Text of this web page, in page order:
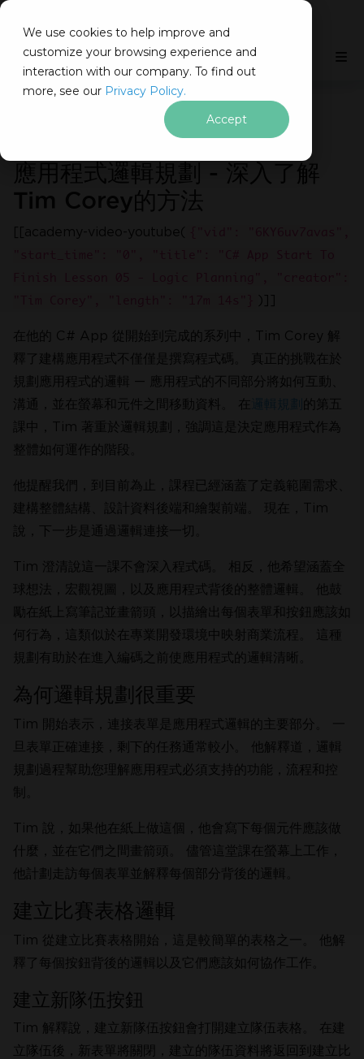
We use cookies to help improve and
customize your browsing experience and
interaction with our company. To find out
more, see our Privacy Policy.
Accept
IRONSOFTWARE
跳至頁尾內容
C# Application
課程 05 - 邏輯規劃
應用程式邏輯規劃 - 深入了解
Tim Corey的方法
[[academy-video-youtube(
)]]
在他的 C# App 從開始到完成的系列中，Tim Corey 解
釋了建構應用程式不僅僅是撰寫程式碼。 真正的挑戰在於
規劃應用程式的邏輯 — 應用程式的不同部分將如何互動、
溝通，並在螢幕和元件之間移動資料。 在
的第五
課中，Tim 著重於邏輯規劃，強調這是決定應用程式作為
整體如何運作的階段。
他提醒我們，到目前為止，課程已經涵蓋了定義範圍需求、
建構整體結構、設計資料後端和繪製前端。 現在，Tim
說，下一步是通過邏輯連接一切。
Tim 澄清說這一課不會深入程式碼。 相反，他希望涵蓋全
球想法，宏觀視圖，以及應用程式背後的整體邏輯。 他鼓
勵在紙上寫筆記並畫箭頭，以描繪出每個表單和按鈕應該如
何行為，這類似於在專業開發環境中映射商業流程。 這種
規劃有助於在進入編碼之前使應用程式的邏輯清晰。
為何邏輯規劃很重要
Tim 開始表示，連接表單是應用程式邏輯的主要部分。 一
旦表單正確連接，剩下的任務通常較小。 他解釋道，邏輯
規劃過程幫助您理解應用程式必須支持的功能，流程和控
制。
Tim 說，如果他在紙上做這個，他會寫下每個元件應該做
什麼，並在它們之間畫箭頭。 儘管這堂課在螢幕上工作，
他計劃走訪每個表單並解釋每個部分背後的邏輯。
建立比賽表格邏輯
Tim 從建立比賽表格開始，這是較簡單的表格之一。 他解
釋了每個按鈕背後的邏輯以及它們應該如何協作工作。
建立新隊伍按鈕
Tim 解釋說，建立新隊伍按鈕會打開建立隊伍表格。 在建
立隊伍後，新表單將關閉，建立的隊伍資料將返回到建立比
立即免費取得30 天試用金鑰
無任何限制。100% 解鎖。無需信用卡。
無任何限制。100% 解鎖。無需信
用卡。
加入數百萬已嘗試 IronPDF 的工程師